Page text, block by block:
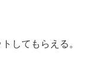
してもらえる。